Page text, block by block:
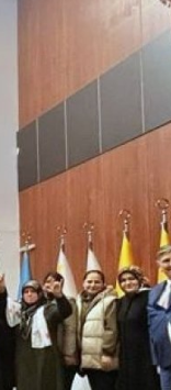
50 yıllık
sucuğu ve
fark oluşturdu